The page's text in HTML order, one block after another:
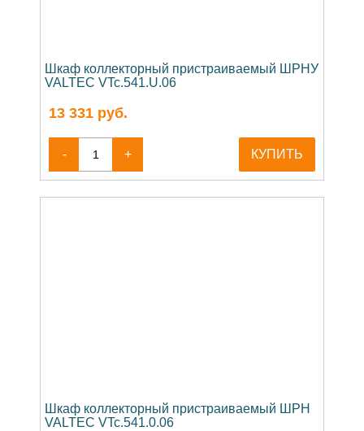
Шкаф коллекторный пристраиваемый ШРНУ
VALTEC VTc.541.U.06
13 331 руб.
- + КУПИТЬ
Шкаф коллекторный пристраиваемый ШРН
VALTEC VTc.541.0.06